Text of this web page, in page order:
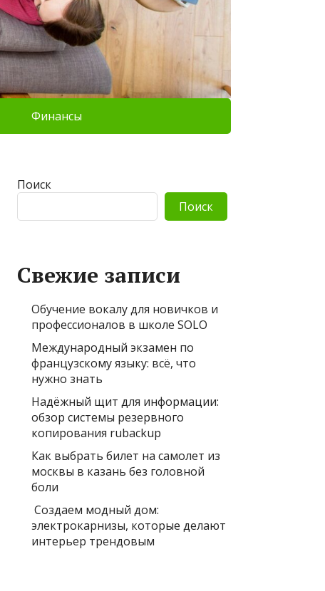
Финансы
Поиск
Поиск
Свежие записи
Обучение вокалу для новичков и
профессионалов в школе SOLO
Международный экзамен по
французскому языку: всё, что
нужно знать
Надёжный щит для информации:
обзор системы резервного
копирования rubackup
Как выбрать билет на самолет из
москвы в казань без головной
боли
Создаем модный дом:
электрокарнизы, которые делают
интерьер трендовым